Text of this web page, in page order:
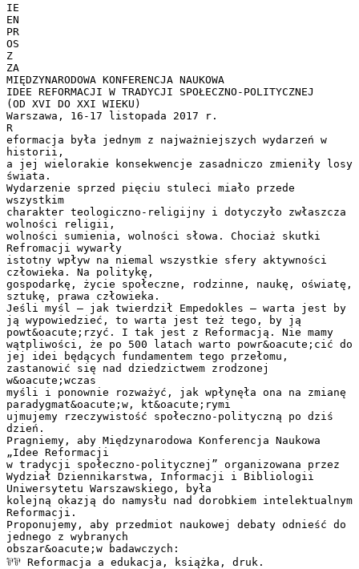
IE
EN
PR
OS
Z
ZA
MIĘDZYNARODOWA KONFERENCJA NAUKOWA
IDEE REFORMACJI W TRADYCJI SPOŁECZNO-POLITYCZNEJ
(OD XVI DO XXI WIEKU)
Warszawa, 16-17 listopada 2017 r.
R
eformacja była jednym z najważniejszych wydarzeń w
historii,
a jej wielorakie konsekwencje zasadniczo zmieniły losy
świata.
Wydarzenie sprzed pięciu stuleci miało przede
wszystkim
charakter teologiczno-religijny i dotyczyło zwłaszcza
wolności religii,
wolności sumienia, wolności słowa. Chociaż skutki
Refromacji wywarły
istotny wpływ na niemal wszystkie sfery aktywności
człowieka. Na politykę,
gospodarkę, życie społeczne, rodzinne, naukę, oświatę,
sztukę, prawa człowieka.
Jeśli myśl – jak twierdził Empedokles – warta jest by
ją wypowiedzieć, to warta jest też tego, by ją
powt&oacute;rzyć. I tak jest z Reformacją. Nie mamy
wątpliwości, że po 500 latach warto powr&oacute;cić do
jej idei będących fundamentem tego przełomu,
zastanowić się nad dziedzictwem zrodzonej
w&oacute;wczas
myśli i ponownie rozważyć, jak wpłynęła ona na zmianę
paradygmat&oacute;w, kt&oacute;rymi
ujmujemy rzeczywistość społeczno-polityczną po dziś
dzień.
Pragniemy, aby Międzynarodowa Konferencja Naukowa
„Idee Reformacji
w tradycji społeczno-politycznej” organizowana przez
Wydział Dziennikarstwa, Informacji i Bibliologii
Uniwersytetu Warszawskiego, była
kolejną okazją do namysłu nad dorobkiem intelektualnym
Reformacji.
Proponujemy, aby przedmiot naukowej debaty odnieść do
jednego z wybranych
obszar&oacute;w badawczych:
⅌⅌ Reformacja a edukacja, książka, druk.